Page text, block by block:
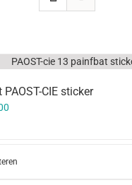
CIE sticker